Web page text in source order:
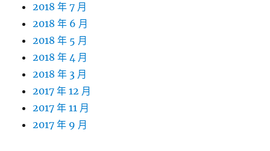
2018 年 7 月
2018 年 6 月
2018 年 5 月
2018 年 4 月
2018 年 3 月
2017 年 12 月
2017 年 11 月
2017 年 9 月